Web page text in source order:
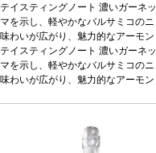
テイスティングノート 濃いガーネ
マを示し、軽やかなバルサミコの
味わいが広がり、魅力的なアーモ
ラック、豚肉のラグーソースパル
マーロ、モンテプルチアーノ*本ヴ
が同様の場合は自動的に次のヴィ
テイスティングノート 濃いガーネ
マを示し、軽やかなバルサミコの
味わいが広がり、魅力的なアーモ
が同様の場合は自動的に次のヴィ